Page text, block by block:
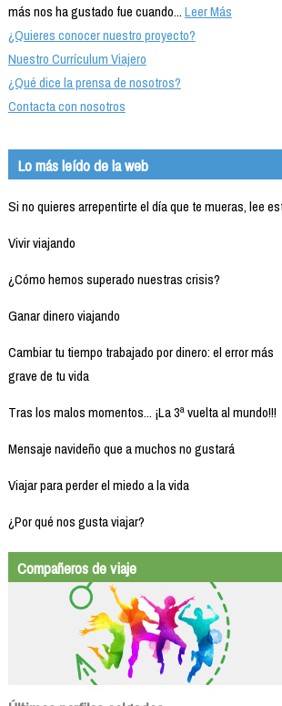
más nos ha gustado fue cuando...Leer Más
¿Quieres conocer nuestro proyecto?
Nuestro Currículum Viajero
¿Qué dice la prensa de nosotros?
Contacta con nosotros
Lo más leído de la web
Si no quieres arrepentirte el día que te mueras, lee
Vivir viajando
¿Cómo hemos superado nuestras crisis?
Ganar dinero viajando
Cambiar tu tiempo trabajado por dinero: el error más
grave de tu vida
Tras los malos momentos... ¡La 3ª vuelta al mundo!!!
Mensaje navideño que a muchos no gustará
Viajar para perder el miedo a la vida
¿Por qué nos gusta viajar?
Compañeros de viaje